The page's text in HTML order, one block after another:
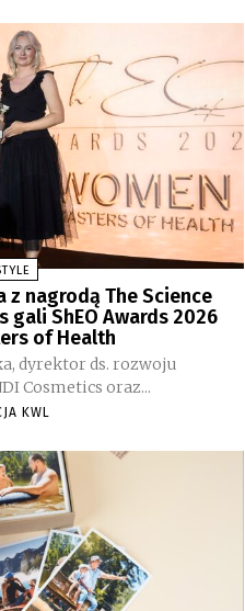
z nagrodą The Science
gali ShEO Awards 2026
of Health
dyrektor ds. rozwoju
Cosmetics oraz...
KWL